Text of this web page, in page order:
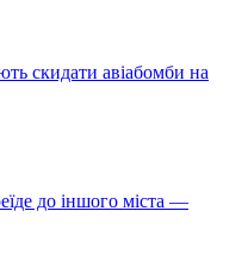
скидати авіабомби на
до іншого міста —